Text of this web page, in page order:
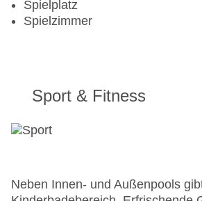
Spielplatz
Spielzimmer
Sport & Fitness
Neben Innen- und Außenpools